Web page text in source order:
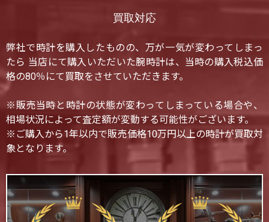
買取対応
弊社で時計を購入したものの、万が一気が変わってしまっ
たら 当店にて購入いただいた腕時計は、当時の購入税込価
格の80％にて買取をさせていただきます。
※販売当時と時計の状態が変わってしまっている場合や、
相場状況によって査定額が変動する可能性がございます。
※ご購入から1年以内で販売価格10万円以上の時計が買取対
象となります。